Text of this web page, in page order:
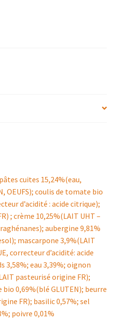
cuites 15,24%(eau,
OEUFS); coulis de tomate bio
d’acidité : acide citrique);
; crème 10,25%(LAIT UHT –
aubergine 9,81%
mascarpone 3,9%(LAIT
correcteur d’acidité: acide
3,58%; eau 3,39%; oignon
pasteurisé origine FR);
0,69%(blé GLUTEN); beurre
FR); basilic 0,57%; sel
poivre 0,01%